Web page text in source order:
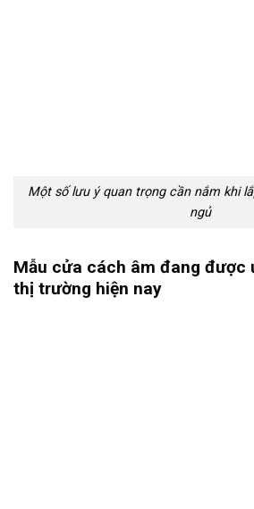
Một số lưu ý quan trọng cần nắm khi
ngủ
Mẫu cửa cách âm đang được
thị trường hiện nay